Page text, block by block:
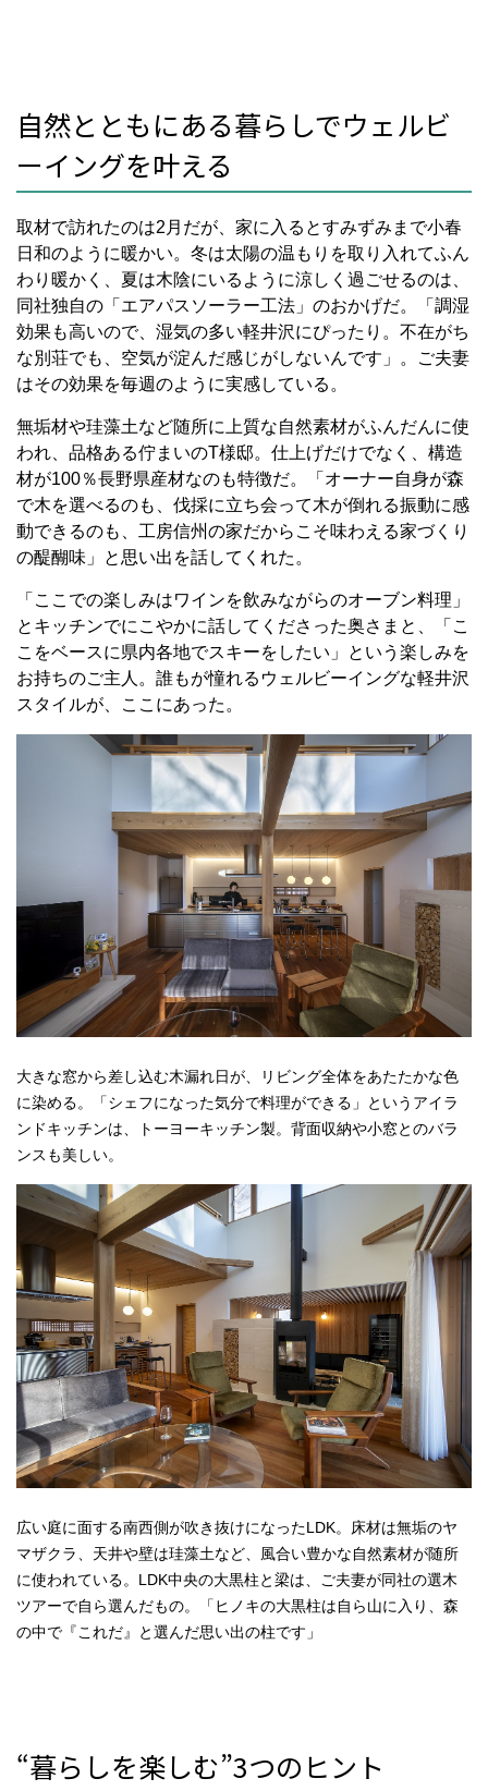
自然とともにある暮らしでウェルビ
ーイングを叶える
取材で訪れたのは2月だが、家に入るとすみずみまで小春
日和のように暖かい。冬は太陽の温もりを取り入れてふん
わり暖かく、夏は木陰にいるように涼しく過ごせるのは、
同社独自の「エアパスソーラー工法」のおかげだ。「調湿
効果も高いので、湿気の多い軽井沢にぴったり。不在がち
な別荘でも、空気が淀んだ感じがしないんです」。ご夫妻
はその効果を毎週のように実感している。
無垢材や珪藻土など随所に上質な自然素材がふんだんに使
われ、品格ある佇まいのT様邸。仕上げだけでなく、構造
材が100％長野県産材なのも特徴だ。「オーナー自身が森
で木を選べるのも、伐採に立ち会って木が倒れる振動に感
動できるのも、工房信州の家だからこそ味わえる家づくり
の醍醐味」と思い出を話してくれた。
「ここでの楽しみはワインを飲みながらのオーブン料理」
とキッチンでにこやかに話してくださった奥さまと、「こ
こをベースに県内各地でスキーをしたい」という楽しみを
お持ちのご主人。誰もが憧れるウェルビーイングな軽井沢
スタイルが、ここにあった。
大きな窓から差し込む木漏れ日が、リビング全体をあたたかな色
に染める。「シェフになった気分で料理ができる」というアイラ
ンドキッチンは、トーヨーキッチン製。背面収納や小窓とのバラ
ンスも美しい。
広い庭に面する南西側が吹き抜けになったLDK。床材は無垢のヤ
マザクラ、天井や壁は珪藻土など、風合い豊かな自然素材が随所
に使われている。LDK中央の大黒柱と梁は、ご夫妻が同社の選木
ツアーで自ら選んだもの。「ヒノキの大黒柱は自ら山に入り、森
の中で『これだ』と選んだ思い出の柱です」
“暮らしを楽しむ”3つのヒント